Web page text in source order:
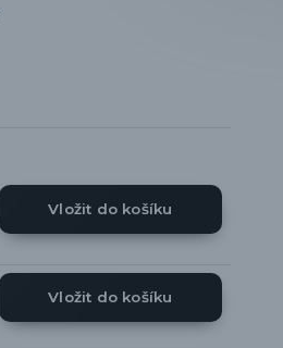
Vložit do košíku
Vložit do košíku